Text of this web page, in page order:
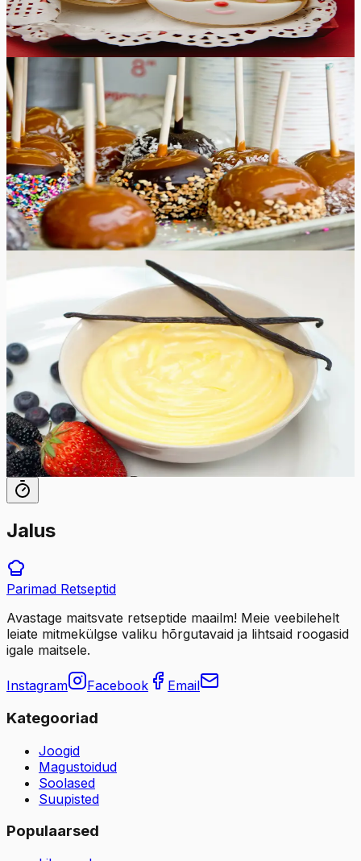
10min
12tk
Lihtne
Hinnang:(5 )
Karamelliseeritud õunad
Naudi sügismaitseid meie gurmee karamelliseeritud
õuntega – krõmpsuv ja mahlane maius, mis on kaetud
rikkaliku karamellikihiga, sobides ideaalselt hooajaliseks
maiustuseks ja südamliuks kingituseks!
30min
10tk
4.3Hinnang:( 6)
Keedukreem ehk Creme Patissiere
See maitsev ning siidiselt pehme keedukreem ehk Crème
Pâtissière on super lihtne. Valmistatud munakollastest,
piimast, võist ja vaniljest, on see just parajalt magus.
Seda kreemi võib süüa lusikaga koos värskete
puuviljadega või kasutada teiste magustoitude, näiteks
tuuletaskute, ekleeride ja isegi kookide valmistamiseks!
25min
6tk
Jalus
Parimad Retseptid
Avastage maitsvate retseptide maailm! Meie veebilehelt
leiate mitmekülgse valiku hõrgutavaid ja lihtsaid roogasid
igale maitsele.
Instagram Facebook Email
Kategooriad
Joogid
Magustoidud
Soolased
Suupisted
Populaarsed